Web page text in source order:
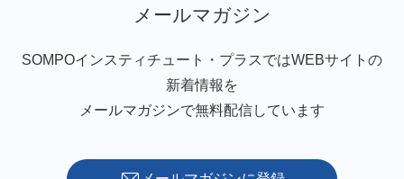
メールマガジン
SOMPOインスティチュート・プラスではWEBサイトの
新着情報を
メールマガジンで無料配信しています